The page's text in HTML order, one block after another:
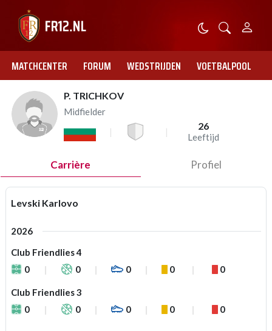
MATCHCENTER FORUM WEDSTRIJDEN VOETBALPOOL
P. TRICHKOV
Midfielder
26
Leeftijd
Carrière Profiel
Levski Karlovo
2026
Club Friendlies 4
0
0 0 0 0
Club Friendlies 3
0
0 0 0 0